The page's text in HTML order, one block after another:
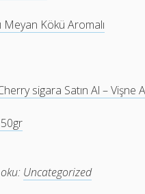
Kökü Aromalı
sigara Satın Al – Vişne
Uncategorized